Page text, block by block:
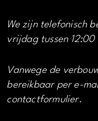
We zijn telefonisch
vrijdag tussen 12:00
Vanwege de
bereikbaar per e-
contactformulier.